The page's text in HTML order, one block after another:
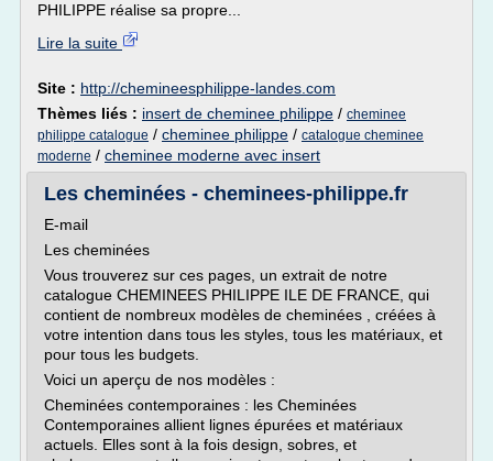
PHILIPPE réalise sa propre...
Lire la suite
Site : http://chemineesphilippe-landes.com
Thèmes liés : insert de cheminee philippe / cheminee
philippe catalogue / cheminee philippe / catalogue cheminee
moderne / cheminee moderne avec insert
Les cheminées - cheminees-philippe.fr
E-mail
Les cheminées
Vous trouverez sur ces pages, un extrait de notre
catalogue CHEMINEES PHILIPPE ILE DE FRANCE, qui
contient de nombreux modèles de cheminées , créées à
votre intention dans tous les styles, tous les matériaux, et
pour tous les budgets.
Voici un aperçu de nos modèles :
Cheminées contemporaines : les Cheminées
Contemporaines allient lignes épurées et matériaux
actuels. Elles sont à la fois design, sobres, et